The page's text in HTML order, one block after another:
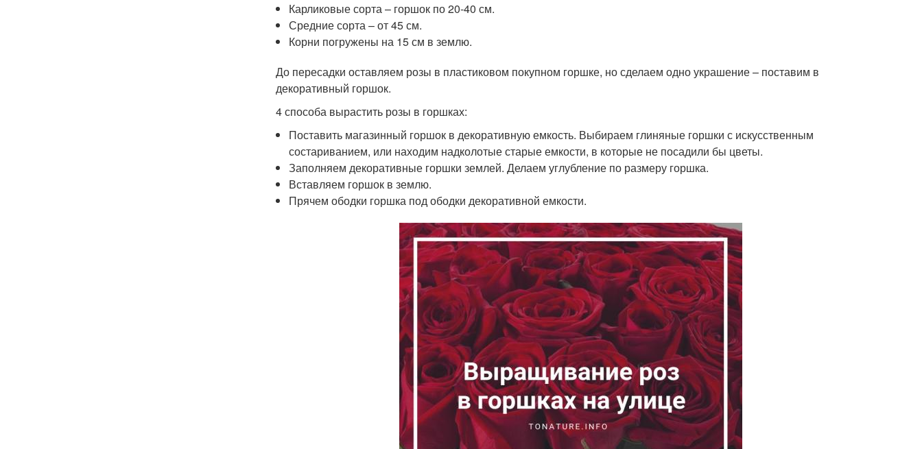
Карликовые сорта – горшок по 20-40 см.
Средние сорта – от 45 см.
Корни погружены на 15 см в землю.
До пересадки оставляем розы в пластиковом покупном горшке, но сделаем одно украшение – поставим в
декоративный горшок.
4 способа вырастить розы в горшках:
Поставить магазинный горшок в декоративную емкость. Выбираем глиняные горшки с искусственным
состариванием, или находим надколотые старые емкости, в которые не посадили бы цветы.
Заполняем декоративные горшки землей. Делаем углубление по размеру горшка.
Вставляем горшок в землю.
Прячем ободки горшка под ободки декоративной емкости.